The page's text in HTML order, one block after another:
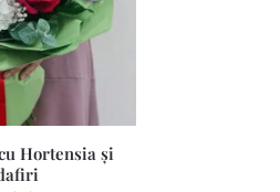
Hortensia și